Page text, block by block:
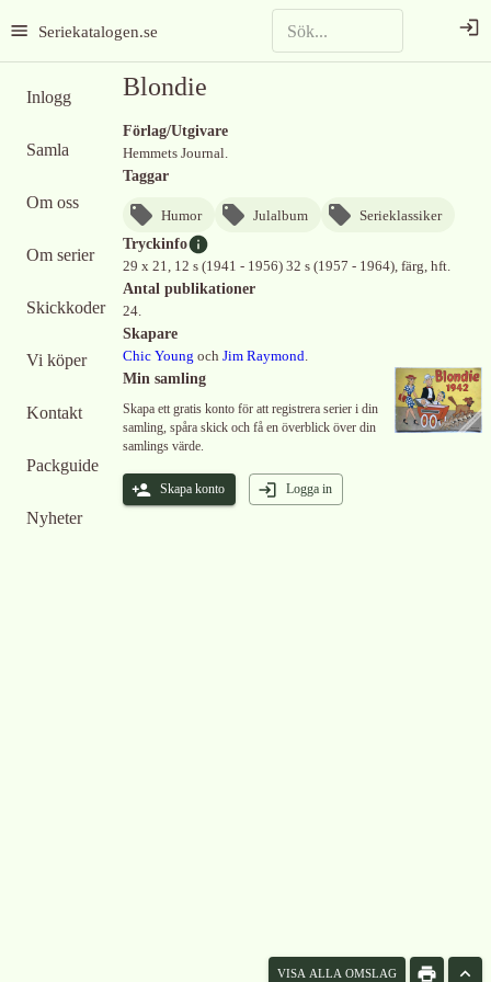
Seriekatalogen.se
Inlogg
Samla
Om oss
Om serier
Skickkoder
Vi köper
Kontakt
Packguide
Nyheter
Blondie
Förlag/Utgivare
Hemmets Journal.
Taggar
Humor Julalbum
Serieklassiker
Tryckinfo
29 x 21, 12 s (1941 - 1956) 32 s (1957 - 1964), färg, hft.
Antal publikationer
24.
Skapare
Chic Young och Jim Raymond.
Min samling
Skapa ett gratis konto för att registrera serier i din
samling, spåra skick och få en överblick över din
samlings värde.
Skapa konto Logga in
VISA ALLA OMSLAG